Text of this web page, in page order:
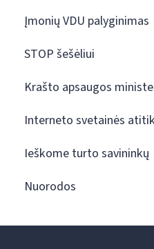
Įmonių VDU palyginimas
STOP šešėliui
Krašto apsaugos
Interneto svetainės
Ieškome turto savininkų
Nuorodos